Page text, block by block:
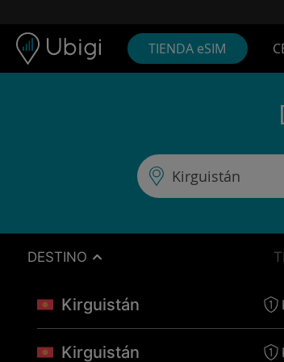
TIENDA eSIM
DESTINO
Kirguistán
Kirguistán